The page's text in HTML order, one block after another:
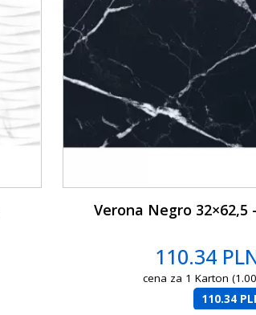
Verona Negro 32×62,5
110.34
cena za 1 Karton
110.34